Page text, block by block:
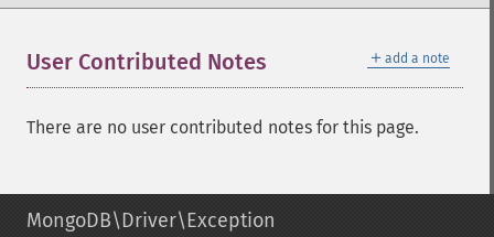
＋ add a note
User Contributed Notes
There are no user contributed notes for this page.
MongoDB\Driver\Exception